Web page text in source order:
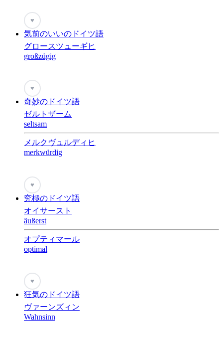
♥
気前のいいのドイツ語
グロースツューギヒ
großzügig
♥
奇妙のドイツ語
ゼルトザーム
seltsam
メルクヴュルディヒ
merkwürdig
♥
究極のドイツ語
オイサースト
äußerst
オプティマール
optimal
♥
狂気のドイツ語
ヴァーンズィン
Wahnsinn